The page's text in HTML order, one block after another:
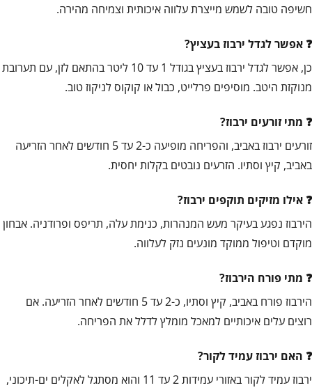
חשיפה טובה לשמש מייצרת עלווה איכותית וצמיחה מהירה.
אפשר לגדל ירבוז בעציץ?
כן, אפשר לגדל ירבוז בעציץ בגודל 1 עד 10 ליטר בהתאם לזן, עם תערובת
מנוקזת היטב. מוסיפים פרלייט, כבול או קוקוס לניקוז טוב.
מתי זורעים ירבוז?
זורעים ירבוז באביב, והפריחה מופיעה כ-2 עד 5 חודשים לאחר הזריעה
באביב, קיץ וסתיו. הזרעים נובטים בקלות יחסית.
אילו מזיקים תוקפים ירבוז?
הירבוז נפגע בעיקר מעש המנהרות, כנימת עלה, תריפס ופרודניה. אבחון
מוקדם וטיפול ממוקד מונעים נזק לעלווה.
מתי פורח הירבוז?
הירבוז פורח באביב, קיץ וסתיו, כ-2 עד 5 חודשים לאחר הזריעה. אם
רוצים עלים איכותיים למאכל מומלץ לדלל את הפריחה.
האם ירבוז עמיד לקור?
ירבוז עמיד לקור באזורי עמידות 2 עד 11 והוא מסתגל לאקלים ים-תיכוני,